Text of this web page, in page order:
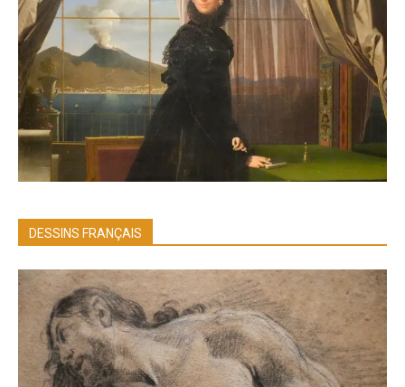
DESSINS FRANÇAIS